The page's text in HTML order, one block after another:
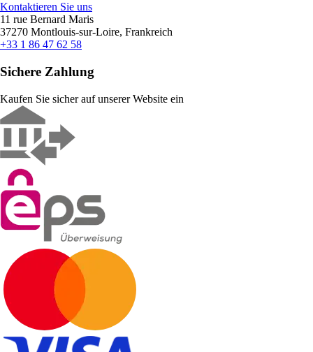
Kontaktieren Sie uns
11 rue Bernard Maris
37270 Montlouis-sur-Loire, Frankreich
+33 1 86 47 62 58
Sichere Zahlung
Kaufen Sie sicher auf unserer Website ein